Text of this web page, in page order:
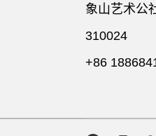
象山艺术公
310024
+86